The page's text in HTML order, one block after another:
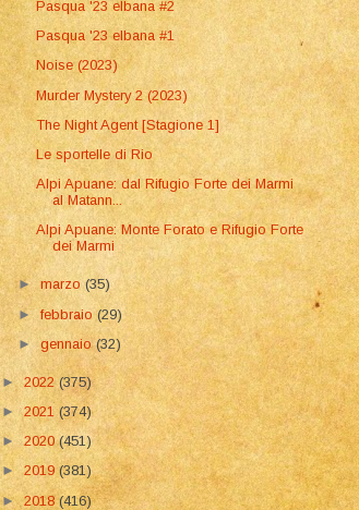
Pasqua '23 elbana #2
Pasqua '23 elbana #1
Noise (2023)
Murder Mystery 2 (2023)
The Night Agent [Stagione 1]
Le sportelle di Rio
Alpi Apuane: dal Rifugio Forte dei Marmi
al Matann...
Alpi Apuane: Monte Forato e Rifugio Forte
dei Marmi
►marzo(35)
►febbraio(29)
►gennaio(32)
►2022 (375)
►2021(374)
►2020(451)
►2019 (381)
►2018(416)